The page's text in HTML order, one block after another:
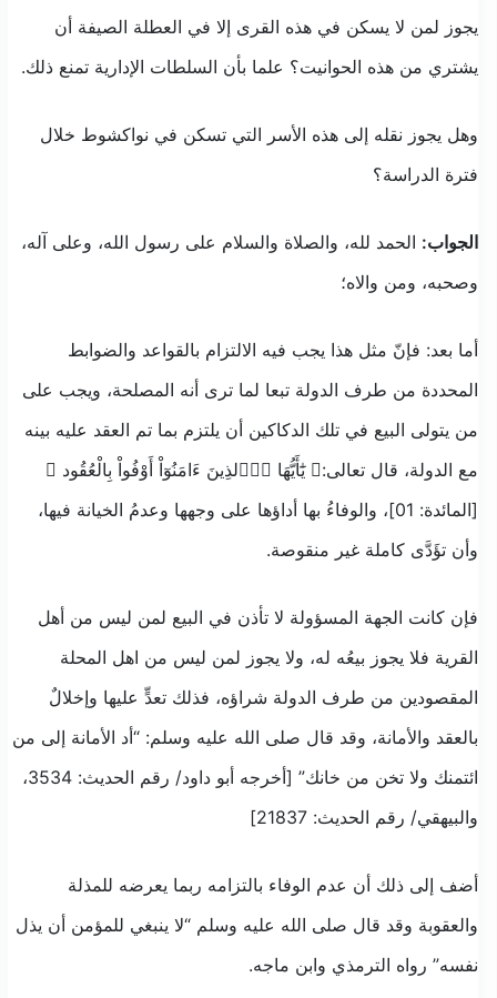
يجوز لمن لا يسكن في هذه القرى إلا في العطلة الصيفة أن
يشتري من هذه الحوانيت؟ علما بأن السلطات الإدارية تمنع ذلك.
وهل يجوز نقله إلى هذه الأسر التي تسكن في نواكشوط خلال
فترة الدراسة؟
الجواب: الحمد لله، والصلاة والسلام على رسول الله، وعلى آله،
وصحبه، ومن والاه؛
أما بعد: فإنّ مثل هذا يجب فيه الالتزام بالقواعد والضوابط
المحددة من طرف الدولة تبعا لما ترى أنه المصلحة، ويجب على
من يتولى البيع في تلك الدكاكين أن يلتزم بما تم العقد عليه بينه
مع الدولة، قال تعالى:﴿ يَٰٓأَيُّهَا اَ۬لذِينَ ءَامَنُوٓاْ أَوْفُواْ بِالْعُقُود ﴾
[المائدة: 01]، والوفاءُ بها أداؤها على وجهها وعدمُ الخيانة فيها،
وأن تؤَدَّى كاملة غير منقوصة.
فإن كانت الجهة المسؤولة لا تأذن في البيع لمن ليس من أهل
القرية فلا يجوز بيعُه له، ولا يجوز لمن ليس من اهل المحلة
المقصودين من طرف الدولة شراؤه، فذلك تعدٍّ عليها وإخلالٌ
بالعقد والأمانة، وقد قال صلى الله عليه وسلم: “أد الأمانة إلى من
ائتمنك ولا تخن من خانك” [أخرجه أبو داود/ رقم الحديث: 3534،
والبيهقي/ رقم الحديث: 21837]
أضف إلى ذلك أن عدم الوفاء بالتزامه ربما يعرضه للمذلة
والعقوبة وقد قال صلى الله عليه وسلم “لا ينبغي للمؤمن أن يذل
نفسه” رواه الترمذي وابن ماجه.